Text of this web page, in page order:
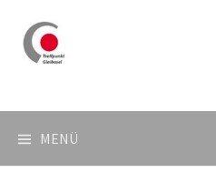
zum
Inhalt
MENÜ